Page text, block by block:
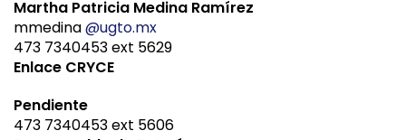
Martha Patricia Medina Ramírez
mmedina@ugto.mx
473 7340453 ext 5629
Enlace CRYCE
Pendiente
473 7340453 ext 5606